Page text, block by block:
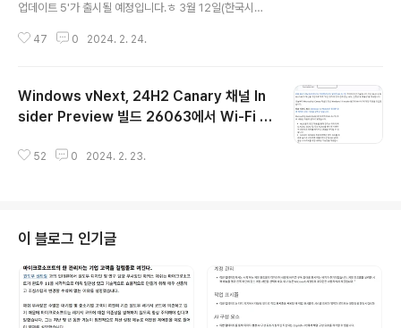
업데이트 5'가 출시될 예정입니다.ㅎ 3월 12일(한국시간 1
멘트 업데이트 5'가 출시됩니다.
47 0 2024. 2. 24.
Windows vNext, 24H2 Canary 채널 In
sider Preview 빌드 26063에서 Wi-Fi 7
52 0 2024. 2. 23.
이 블로그 인기글